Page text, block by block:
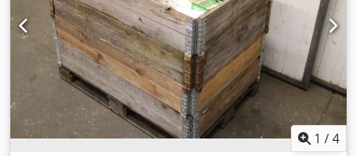
1 /4